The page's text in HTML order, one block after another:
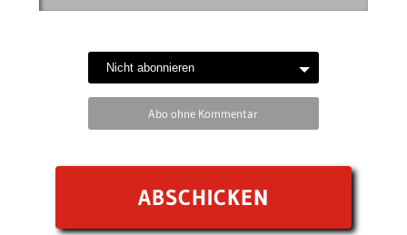
Abo ohne Kommentar